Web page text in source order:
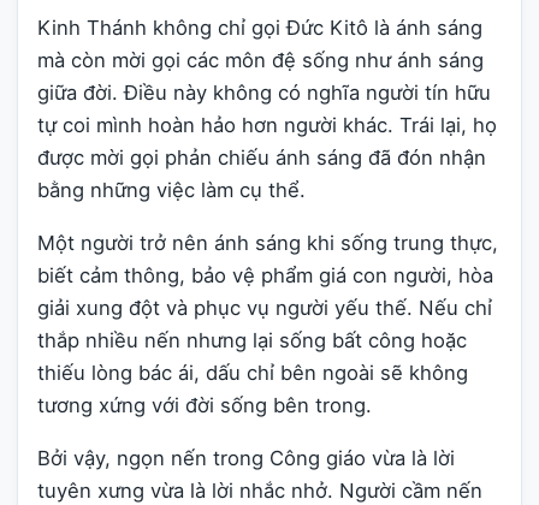
Kinh Thánh không chỉ gọi Đức Kitô là ánh sáng
mà còn mời gọi các môn đệ sống như ánh sáng
giữa đời. Điều này không có nghĩa người tín hữu
tự coi mình hoàn hảo hơn người khác. Trái lại, họ
được mời gọi phản chiếu ánh sáng đã đón nhận
bằng những việc làm cụ thể.
Một người trở nên ánh sáng khi sống trung thực,
biết cảm thông, bảo vệ phẩm giá con người, hòa
giải xung đột và phục vụ người yếu thế. Nếu chỉ
thắp nhiều nến nhưng lại sống bất công hoặc
thiếu lòng bác ái, dấu chỉ bên ngoài sẽ không
tương xứng với đời sống bên trong.
Bởi vậy, ngọn nến trong Công giáo vừa là lời
tuyên xưng vừa là lời nhắc nhở. Người cầm nến